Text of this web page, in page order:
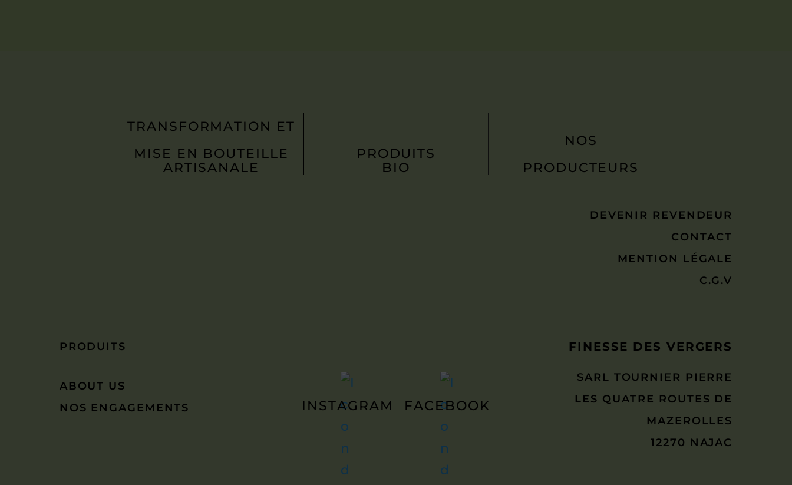
TRANSFORMATION ET
MISE EN BOUTEILLE
ARTISANALE
PRODUITS
BIO
NOS
PRODUCTEURS
PRODUITS
ABOUT US
NOS ENGAGEMENTS
INSTAGRAM FACEBOOK
DEVENIR REVENDEUR
CONTACT
MENTION LÉGALE
C.G.V
FINESSE DES VERGERS
SARL TOURNIER PIERRE
LES QUATRE ROUTES DE
MAZEROLLES
12270 NAJAC